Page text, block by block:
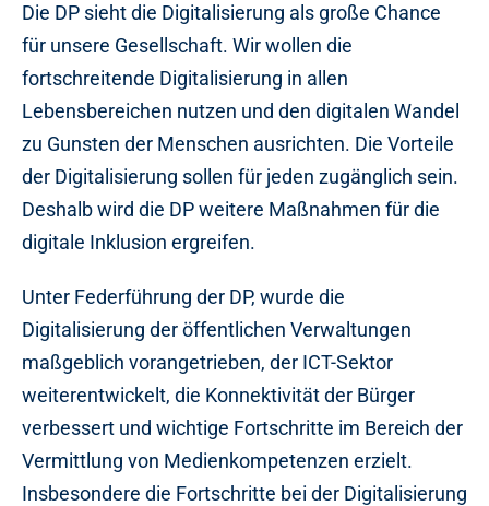
Die DP sieht die Digitalisierung als große Chance
für unsere Gesellschaft. Wir wollen die
fortschreitende Digitalisierung in allen
Lebensbereichen nutzen und den digitalen Wandel
zu Gunsten der Menschen ausrichten. Die Vorteile
der Digitalisierung sollen für jeden zugänglich sein.
Deshalb wird die DP weitere Maßnahmen für die
digitale Inklusion ergreifen.
Unter Federführung der DP, wurde die
Digitalisierung der öffentlichen Verwaltungen
maßgeblich vorangetrieben, der ICT-Sektor
weiterentwickelt, die Konnektivität der Bürger
verbessert und wichtige Fortschritte im Bereich der
Vermittlung von Medienkompetenzen erzielt.
Insbesondere die Fortschritte bei der Digitalisierung